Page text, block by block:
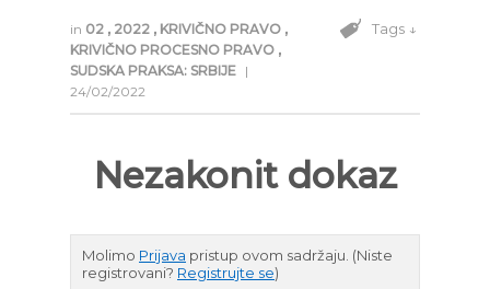
in 02 , 2022 , KRIVIČNO PRAVO ,
KRIVIČNO PROCESNO PRAVO ,
SUDSKA PRAKSA: SRBIJE |
24/02/2022
Tags ↓
Nezakonit dokaz
Molimo Prijava pristup ovom sadržaju. (Niste
registrovani? Registrujte se)